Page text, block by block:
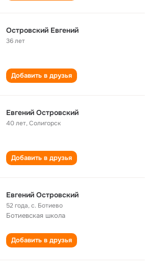
Островский Евгений
36 лет
Добавить в друзья
Евгений Островский
40 лет,Солигорск
Добавить в друзья
Евгений Островский
52 года,с. Ботиево
Ботиевская школа
Добавить в друзья